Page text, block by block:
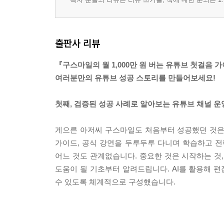
출판사 리뷰
『구스마일의 월 1,000만 원 버는 유튜브 첫걸음
여러분만의 유튜브 성공 스토리를 만들어보세요!
첫째, 검증된 성공 사례로 알아보는 유튜브 채널
게으른 아저씨 구스마일도 처음부터 성공했던 것
가이드, 공식 강연을 두루두루 다니며 학습하고
어느 것도 관계없습니다. 중요한 것은 시작하는
도움이 될 기초부터 알려드립니다. AI를 활용해
수 있도록 체계적으로 구성했습니다.